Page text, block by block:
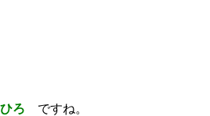
ひろ ですね。